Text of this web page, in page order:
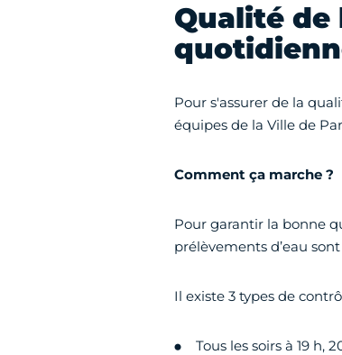
Qualité de
Pour s'assurer de la
équipes de la Ville de
Comment ça marche ?
Pour garantir la bonne
prélèvements d’eau
Il existe 3 types de
Tous les soirs à 19 h,